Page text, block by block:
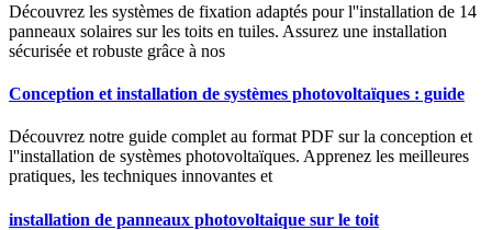
Découvrez les systèmes de fixation adaptés pour l''installation de 14
panneaux solaires sur les toits en tuiles. Assurez une installation
sécurisée et robuste grâce à nos
Conception et installation de systèmes photovoltaïques : guide
Découvrez notre guide complet au format PDF sur la conception et
l''installation de systèmes photovoltaïques. Apprenez les meilleures
pratiques, les techniques innovantes et
installation de panneaux photovoltaique sur le toit